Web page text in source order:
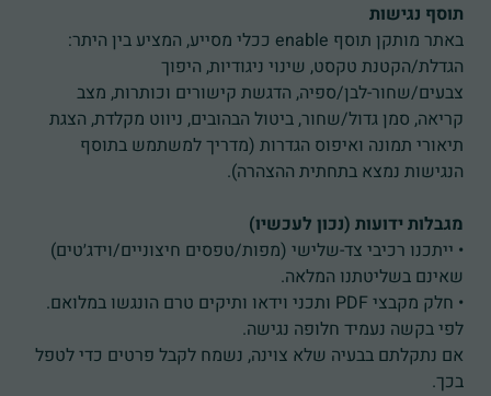
תוסף נגישות
באתר מותקן תוסף enable ככלי מסייע, המציע בין היתר:
הגדלת/הקטנת טקסט, שינוי ניגודיות, היפוך
צבעים/שחור-לבן/ספיה, הדגשת קישורים וכותרות, מצב
קריאה, סמן גדול/שחור, ביטול הבהובים, ניווט מקלדת, הצגת
תיאורי תמונה ואיפוס הגדרות (מדריך למשתמש בתוסף
הנגישות נמצא בתחתית ההצהרה).
מגבלות ידועות (נכון לעכשיו)
• ייתכנו רכיבי צד-שלישי (מפות/טפסים חיצוניים/וידג׳טים)
שאינם בשליטתנו המלאה.
• חלק מקבצי PDF ותכני וידאו ותיקים טרם הונגשו במלואם.
לפי בקשה נעמיד חלופה נגישה.
אם נתקלתם בבעיה שלא צוינה, נשמח לקבל פרטים כדי לטפל
בכך.